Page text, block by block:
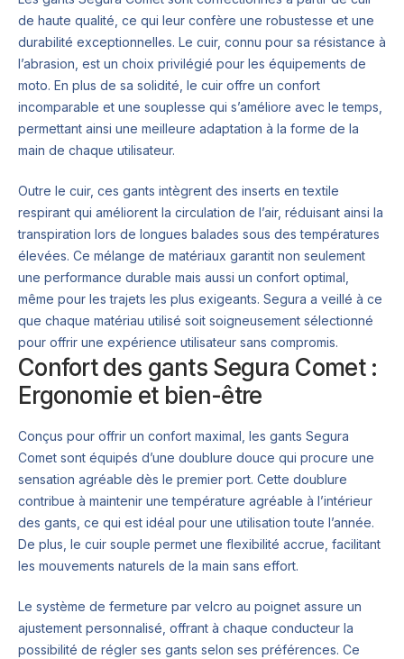
de haute qualité, ce qui leur confère une robustesse et une
durabilité exceptionnelles. Le cuir, connu pour sa résistance à
l’abrasion, est un choix privilégié pour les équipements de
moto. En plus de sa solidité, le cuir offre un confort
incomparable et une souplesse qui s’améliore avec le temps,
permettant ainsi une meilleure adaptation à la forme de la
main de chaque utilisateur.
Outre le cuir, ces gants intègrent des inserts en textile
respirant qui améliorent la circulation de l’air, réduisant ainsi la
transpiration lors de longues balades sous des températures
élevées. Ce mélange de matériaux garantit non seulement
une performance durable mais aussi un confort optimal,
même pour les trajets les plus exigeants. Segura a veillé à ce
que chaque matériau utilisé soit soigneusement sélectionné
pour offrir une expérience utilisateur sans compromis.
Confort des gants Segura Comet :
Ergonomie et bien-être
Conçus pour offrir un confort maximal, les gants Segura
Comet sont équipés d’une doublure douce qui procure une
sensation agréable dès le premier port. Cette doublure
contribue à maintenir une température agréable à l’intérieur
des gants, ce qui est idéal pour une utilisation toute l’année.
De plus, le cuir souple permet une flexibilité accrue, facilitant
les mouvements naturels de la main sans effort.
Le système de fermeture par velcro au poignet assure un
ajustement personnalisé, offrant à chaque conducteur la
possibilité de régler ses gants selon ses préférences. Ce